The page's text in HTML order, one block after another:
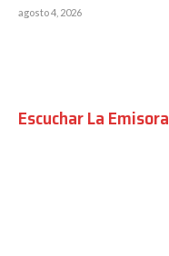
agosto 4, 2026
Escuchar La Emisora